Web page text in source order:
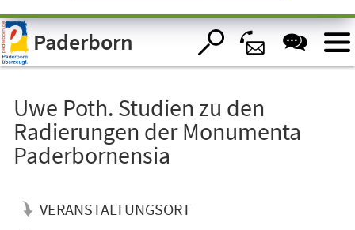
Visuelle
Assistenzsoftware
öffnen.Paderborn
Uwe Poth. Studien zu den
Radierungen der Monumenta
Paderbornensia
VERANSTALTUNGSORT